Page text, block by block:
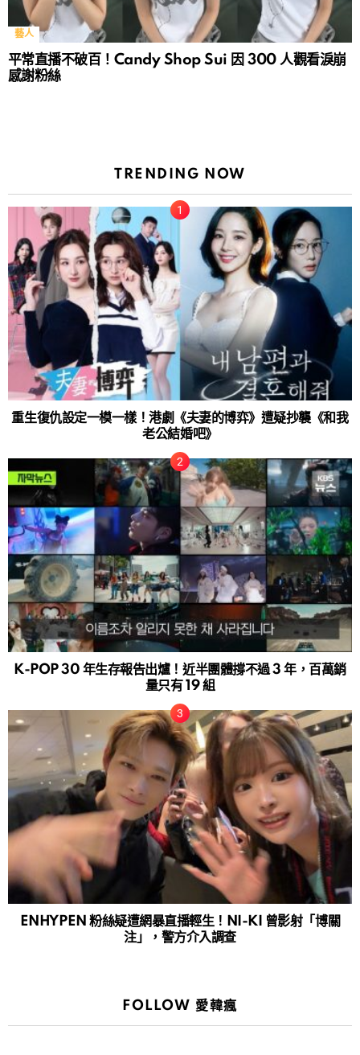
藝人
平常直播不破百！Candy Shop Sui 因 300 人觀看淚崩
感謝粉絲
TRENDING NOW
重生復仇設定一模一樣！港劇《夫妻的博弈》遭疑抄襲《和我
老公結婚吧》
K-POP 30 年生存報告出爐！近半團體撐不過 3 年，百萬銷
量只有 19 組
ENHYPEN 粉絲疑遭網暴直播輕生！NI-KI 曾影射「博關
注」，警方介入調查
FOLLOW 愛韓瘋